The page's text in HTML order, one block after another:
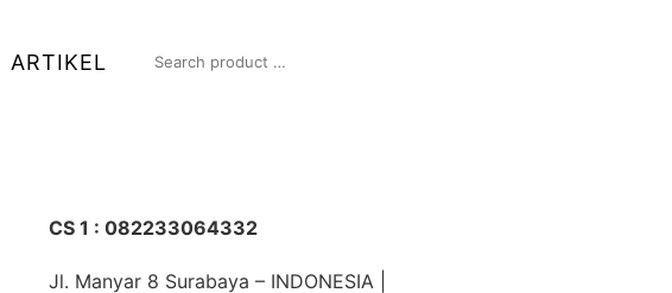
ARTIKEL
SEARCH
CS 1 : 082233064332
Jl. Manyar 8 Surabaya – INDONESIA |